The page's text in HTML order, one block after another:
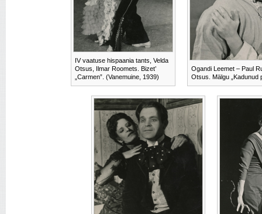
IV vaatuse hispaania tants, Velda
Otsus, Ilmar Roomets. Bizet’
„Carmen”. (Vanemuine, 1939)
Ogandi Leemet – Paul
Otsus. Mälgu „Kadunud